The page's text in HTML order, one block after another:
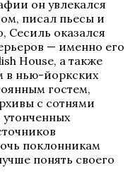
он увлекался
писал пьесы и
Сесиль оказался
— именно его
House, а также
в нью-йоркских
гостем,
с сотнями
поклонникам
понять своего